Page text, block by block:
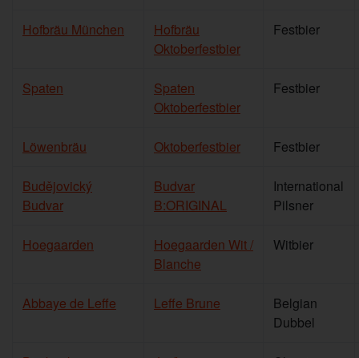
Hofbräu München
Hofbräu
Oktoberfestbier
Festbier
Spaten
Spaten
Oktoberfestbier
Festbier
Löwenbräu Oktoberfestbier Festbier
Budějovický
Budvar
Budvar
B:ORIGINAL
International
Pilsner
Hoegaarden
Hoegaarden Wit /
Blanche
Witbier
Abbaye de Leffe Leffe Brune
Belgian
Dubbel